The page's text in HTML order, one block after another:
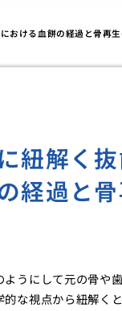
おける血餅の経過と骨再
紐解く
経過と
うにして元の骨や
的な視点から紐解く